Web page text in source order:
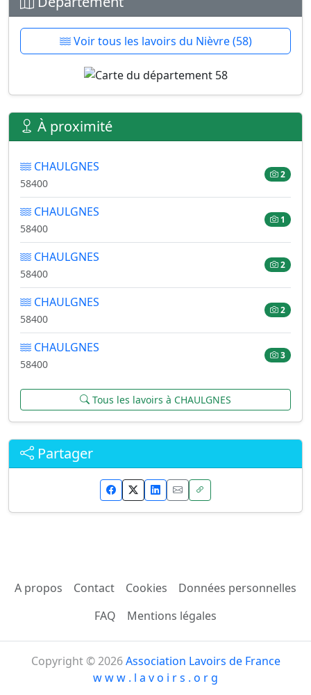
Voir tous les lavoirs du Nièvre (58)
À proximité
CHAULGNES
58400
2
CHAULGNES
58400
1
CHAULGNES
58400
2
CHAULGNES
58400
2
CHAULGNES
58400
3
Tous les lavoirs à CHAULGNES
Partager
A propos Contact Cookies
Données personnelles
FAQ
Mentions légales
Copyright © 2026Association Lavoirs de France
w w w . l a v o i r s . o r g